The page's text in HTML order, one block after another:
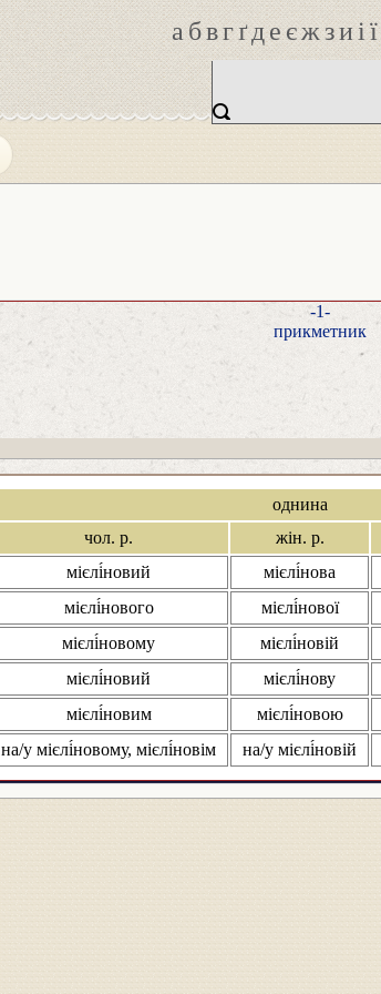
абвгґдеєжзиії
-1-
прикметник
однина
чол. р.
жін. р.
мієлі́новий мієлі́нова
мієлі́нового мієлі́нової
мієлі́новому мієлі́новій
мієлі́новий мієлі́нову
мієлі́новим мієлі́новою
на/у мієлі́новому, мієлі́новім на/у мієлі́новій